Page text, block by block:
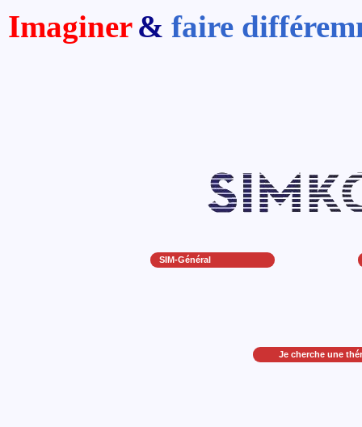
Imaginer& faire
SIM-Général
Je cherche une